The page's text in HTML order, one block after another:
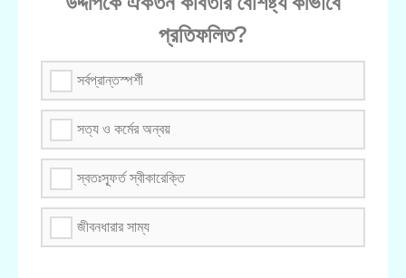
প্রতিফলিত?
সর্বপ্রান্তস্পর্শী
সত্য ও কর্মের অন্বয়
স্বতঃস্ফূর্ত স্বীকারেক্তি
জীবনধারার সাম্য